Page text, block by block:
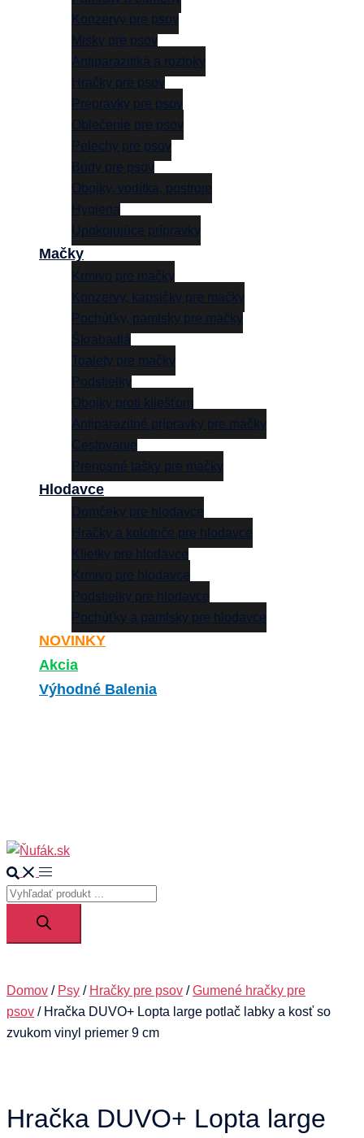
Konzervy pre psov
Misky pre psov
Antiparazitiká a roztoky
Hračky pre psov
Prepravky pre psov
Oblečenie pre psov
Pelechy pre psov
Búdy pre psov
Obojky, vodítka, postroje
Hygiena
Upokojujúce prípravky
Mačky
Krmivo pre mačky
Konzervy, kapsičky pre mačky
Pochúťky, pamlsky pre mačky
Škrabadlá
Toalety pre mačky
Podstielky
Obojky proti kliešťom
Antiparazitné prípravky pre mačky
Cestovanie
Prenosné tašky pre mačky
Hlodavce
Domčeky pre hlodavce
Hračky a kolotoče pre hlodavce
Klietky pre hlodavce
Krmivo pre hlodavce
Podstielky pre hlodavce
Pochúťky a pamlsky pre hlodavce
NOVINKY
Akcia
Výhodné Balenia
SearchToggle
menu
Products
search
Domov / Psy / Hračky pre psov /Gumené hračky pre
psov / Hračka DUVO+ Lopta large potlač labky a kosť so
zvukom vinyl priemer 9 cm
Hračka DUVO+ Lopta large